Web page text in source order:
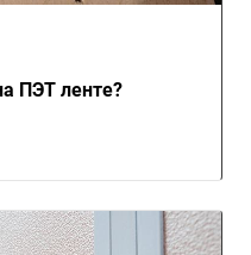
ПЭТ ленте?